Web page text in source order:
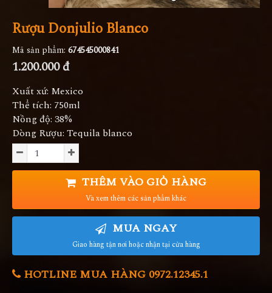
Rượu Donjulio Blanco
Mã sản phẩm: 674545000841
1.200.000 đ
Xuất xứ: Mexico
Thể tích: 750ml
Nồng độ: 38%
Dòng Rượu: Tequila blanco
THÊM VÀO GIỎ HÀNG
Và xem thêm các sản phẩm khác
MUA NGAY
Giao hàng tận nơi hoặc nhận tại cửa hàng
HOTLINE MUA HÀNG 0972.12345.1